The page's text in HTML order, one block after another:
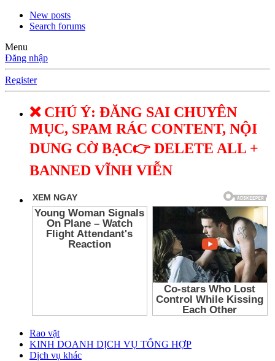
New posts
Search forums
Menu
Đăng nhập
Register
❌ CHÚ Ý: ĐĂNG SAI CHUYÊN
MỤC, SPAM RÁC CONTENT, NỘI
DUNG CỜ BẠC👉 DELETE ALL +
BANNED VĨNH VIỄN
Rao vặt
KINH DOANH DỊCH VỤ TỔNG HỢP
Dịch vụ khác